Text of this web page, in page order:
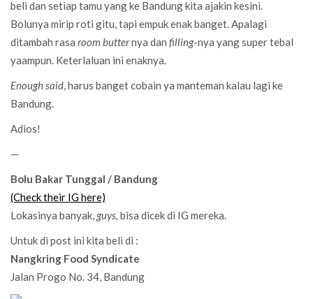
beli dan setiap tamu yang ke Bandung kita ajakin kesini.
Bolunya mirip roti gitu, tapi empuk enak banget. Apalagi
ditambah rasa room butternya dan filling-nya yang super tebal
yaampun. Keterlaluan ini enaknya.
Enough said, harus banget cobain ya manteman kalau lagi ke
Bandung.
Adios!
—
Bolu Bakar Tunggal / Bandung
(Check their IG here)
Lokasinya banyak,guys, bisa dicek di IG mereka.
Untuk di post ini kita beli di :
Nangkring Food Syndicate
Jalan Progo No. 34, Bandung